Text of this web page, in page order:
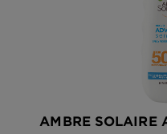
AMBRE SOLAIRE